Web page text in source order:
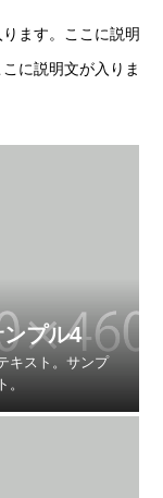
ます。ここに説明
に説明文が入りま
プル4